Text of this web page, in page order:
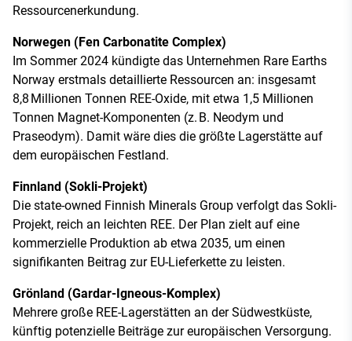
Ressourcenerkundung.
Norwegen (Fen Carbonatite Complex)
Im Sommer 2024 kündigte das Unternehmen Rare Earths
Norway erstmals detaillierte Ressourcen an: insgesamt
8,8 Millionen Tonnen REE-Oxide, mit etwa 1,5 Millionen
Tonnen Magnet-Komponenten (z. B. Neodym und
Praseodym). Damit wäre dies die größte Lagerstätte auf
dem europäischen Festland.
Finnland (Sokli-Projekt)
Die state-owned Finnish Minerals Group verfolgt das Sokli-
Projekt, reich an leichten REE. Der Plan zielt auf eine
kommerzielle Produktion ab etwa 2035, um einen
signifikanten Beitrag zur EU-Lieferkette zu leisten.
Grönland (Gardar-Igneous-Komplex)
Mehrere große REE-Lagerstätten an der Südwestküste,
künftig potenzielle Beiträge zur europäischen Versorgung.